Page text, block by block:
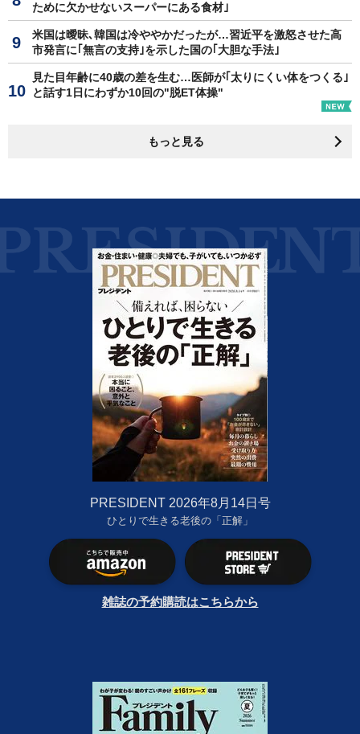
ために欠かせないスーパーにある食材｣
米国は曖昧､韓国は冷ややかだったが…習近平を激怒させた高
市発言に｢無言の支持｣を示した国の｢大胆な手法｣
見た目年齢に40歳の差を生む…医師が｢太りにくい体をつくる｣
と話す1日にわずか10回の"脱ET体操"
もっと見る
PRESIDENT 2026年8月14日号
ひとりで生きる老後の「正解」
雑誌の予約購読はこちらから